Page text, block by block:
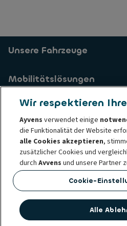
Unsere Fahrzeuge
Mobilitätslösungen
Nachhaltige Mobilität
Über uns
Impressum
Cookie-Richtlinie
Lieferanten
Verhaltens- und Ethikgrundsätze
Wir respektieren
Ayvens verwendet einige
die Funktionalität der Website
alle Cookies akzeptieren,
zusätzlicher Cookies und
durchAyvens und unsere Partner
Traffic und das Nutzungsverhalten
Media Funktionen bereitzustellen
personalisieren.
Cookie-
Alle